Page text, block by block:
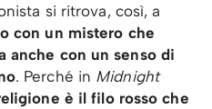
si ritrova, così, a
con un mistero che
anche con un senso di
. Perché in Midnight
è il filo rosso che